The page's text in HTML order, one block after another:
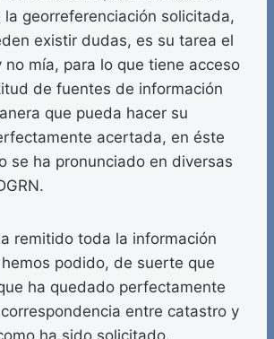
la georreferenciación solicitada,
existir dudas, es su tarea el
no mía, para lo que tiene acceso
de fuentes de información
que pueda hacer su
acertada, en éste
se ha pronunciado en diversas
remitido toda la información
podido, de suerte que
ha quedado perfectamente
entre catastro y